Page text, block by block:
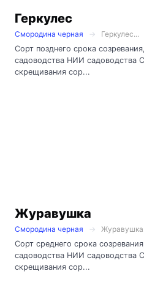
Геркулес
Смородина черная
Геркулес...
Сорт позднего срока
садоводства НИИ садоводства
скрещивания сор...
Журавушка
Смородина черная
Сорт среднего срока
садоводства НИИ садоводства
скрещивания сор...